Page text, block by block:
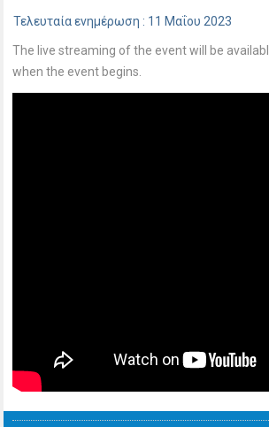
Τελευταία ενημέρωση : 11 Μαΐου 2023
The live streaming of the event will be
when the event begins.